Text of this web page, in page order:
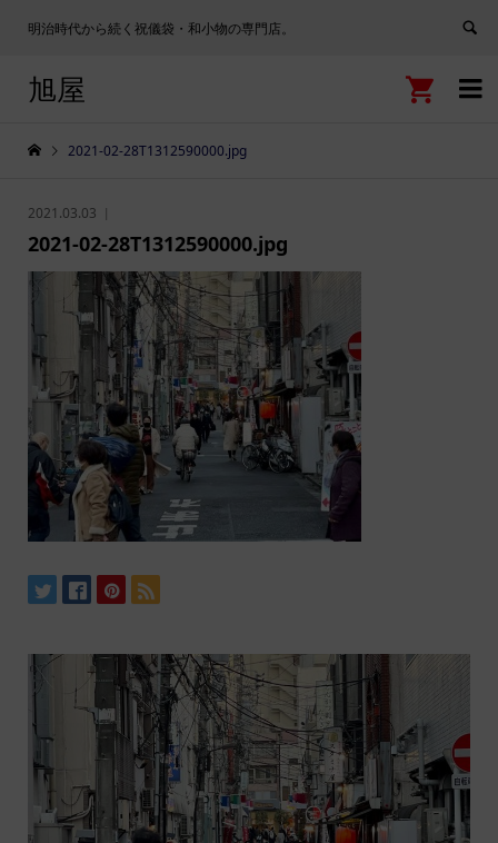
明治時代から続く祝儀袋・和小物の専門店。

旭屋 
2021-02-28T1312590000.jpg
2021.03.03
2021-02-28T1312590000.jpg